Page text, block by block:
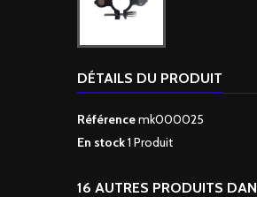
DÉTAILS DU PRODUIT
Référencemk000025
En stock1 Produit
16 AUTRES PRODUITS